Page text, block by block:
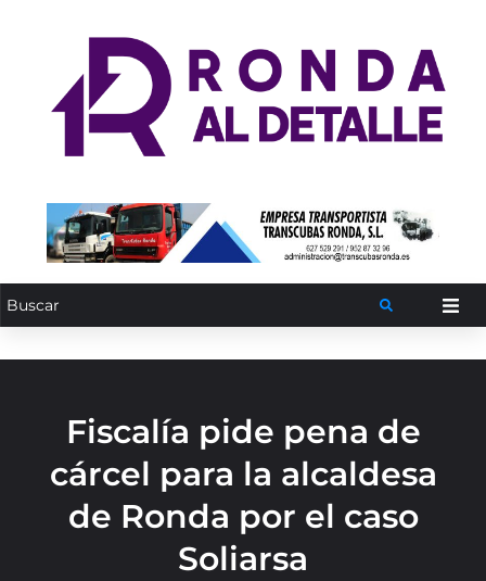
Fiscalía pide pena de
cárcel para la alcaldesa
de Ronda por el caso
Soliarsa